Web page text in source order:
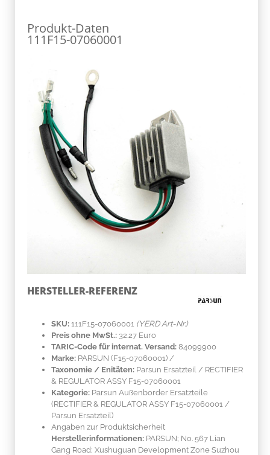
Produkt-Daten
111F15-07060001
HERSTELLER-REFERENZ
SKU: 111F15-07060001 (YERD Art-Nr.)
Preis ohne MwSt.: 32.27 Euro
TARIC-Code für internat. Versand: 84099900
Marke: PARSUN (F15-07060001) /
Taxonomie / Enitäten: Parsun Ersatzteil / RECTIFIER
& REGULATOR ASSY F15-07060001
Kategorie: Parsun Außenborder Ersatzteile
(RECTIFIER & REGULATOR ASSY F15-07060001 /
Parsun Ersatzteil)
Angaben zur Produktsicherheit
Herstellerinformationen: PARSUN; No. 567 Lian
Gang Road; Xushuguan Development Zone Suzhou